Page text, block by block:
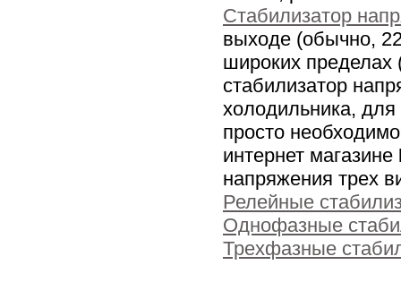
Cтабилизатор
выходе (обычно,
широких пределах
стабилизатор
холодильника,
просто
интернет магазине
напряжения трех
Релейные
Однофазные
Трехфазные